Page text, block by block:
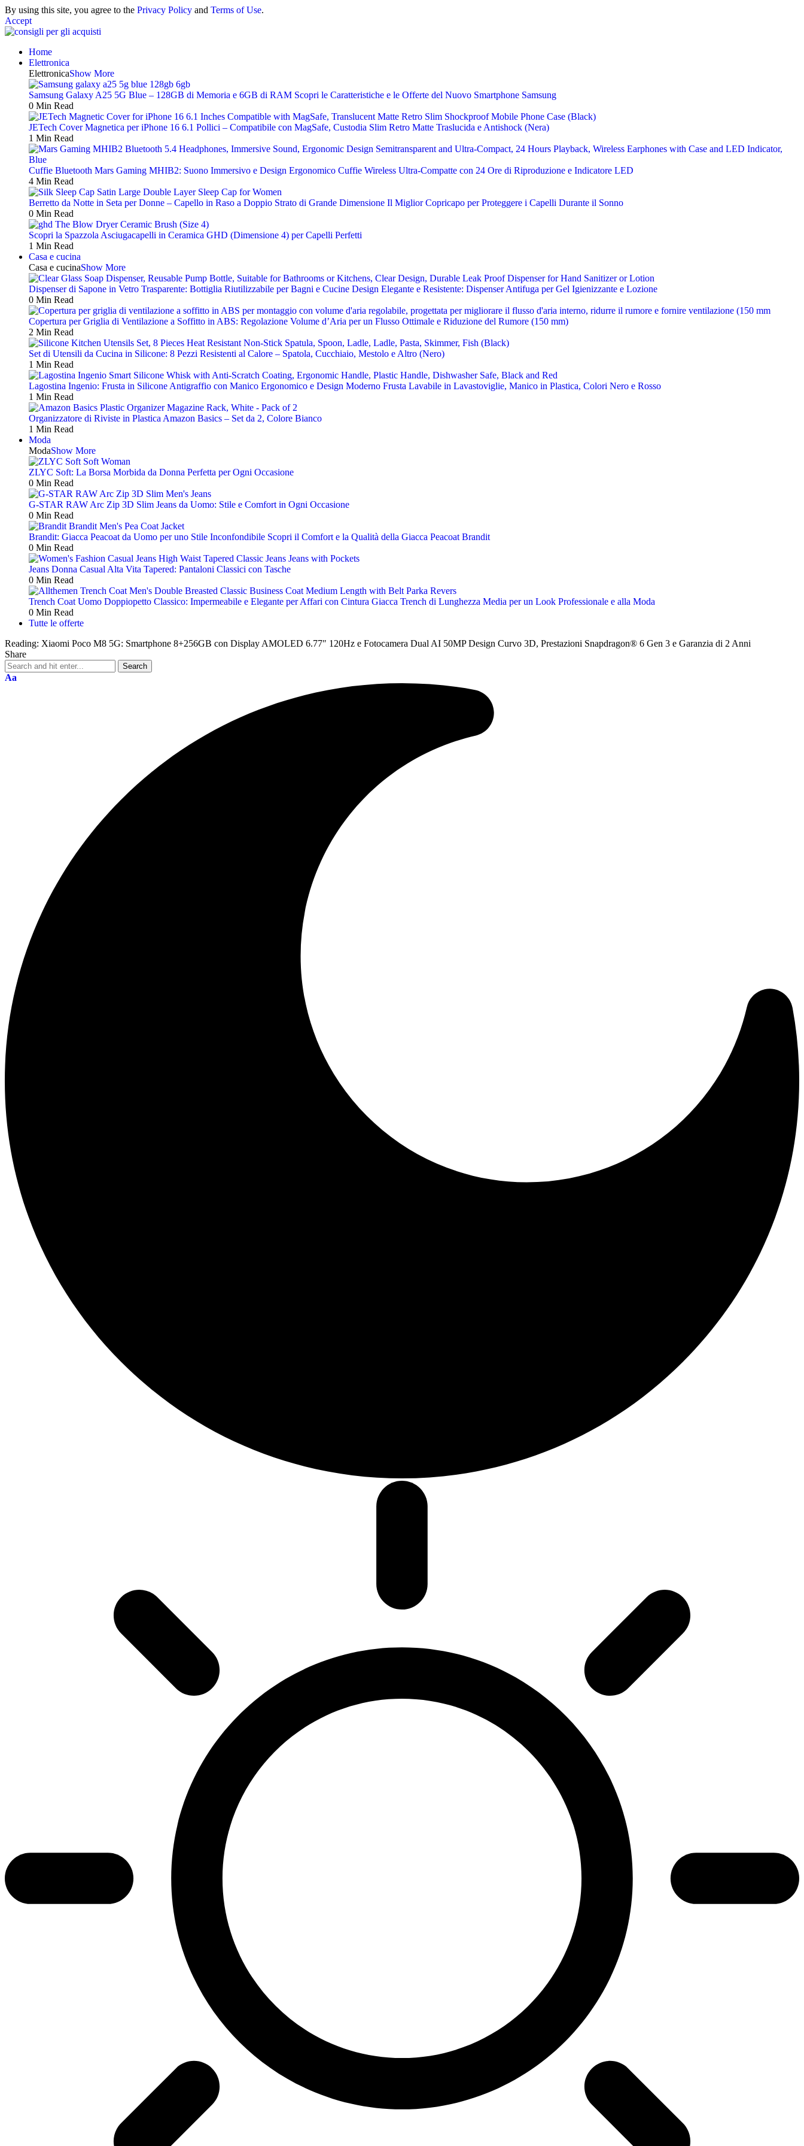
By using this site, you agree to the Privacy Policy and Terms of Use.
Accept
Home
Elettronica
ElettronicaShow More
Samsung Galaxy A25 5G Blue – 128GB di Memoria e 6GB di RAM Scopri le Caratteristiche e le Offerte del Nuovo Smartphone Samsung
0 Min Read
JETech Cover Magnetica per iPhone 16 6.1 Pollici – Compatibile con MagSafe, Custodia Slim Retro Matte Traslucida e Antishock (Nera)
1 Min Read
Cuffie Bluetooth Mars Gaming MHIB2: Suono Immersivo e Design Ergonomico Cuffie Wireless Ultra-Compatte con 24 Ore di Riproduzione e Indicatore LED
4 Min Read
Berretto da Notte in Seta per Donne – Capello in Raso a Doppio Strato di Grande Dimensione Il Miglior Copricapo per Proteggere i Capelli Durante il Sonno
0 Min Read
Scopri la Spazzola Asciugacapelli in Ceramica GHD (Dimensione 4) per Capelli Perfetti
1 Min Read
Casa e cucina
Casa e cucinaShow More
Dispenser di Sapone in Vetro Trasparente: Bottiglia Riutilizzabile per Bagni e Cucine Design Elegante e Resistente: Dispenser Antifuga per Gel Igienizzante e Lozione
0 Min Read
Copertura per Griglia di Ventilazione a Soffitto in ABS: Regolazione Volume d’Aria per un Flusso Ottimale e Riduzione del Rumore (150 mm)
2 Min Read
Set di Utensili da Cucina in Silicone: 8 Pezzi Resistenti al Calore – Spatola, Cucchiaio, Mestolo e Altro (Nero)
1 Min Read
Lagostina Ingenio: Frusta in Silicone Antigraffio con Manico Ergonomico e Design Moderno Frusta Lavabile in Lavastoviglie, Manico in Plastica, Colori Nero e Rosso
1 Min Read
Organizzatore di Riviste in Plastica Amazon Basics – Set da 2, Colore Bianco
1 Min Read
Moda
ModaShow More
ZLYC Soft: La Borsa Morbida da Donna Perfetta per Ogni Occasione
0 Min Read
G-STAR RAW Arc Zip 3D Slim Jeans da Uomo: Stile e Comfort in Ogni Occasione
0 Min Read
Brandit: Giacca Peacoat da Uomo per uno Stile Inconfondibile Scopri il Comfort e la Qualità della Giacca Peacoat Brandit
0 Min Read
Jeans Donna Casual Alta Vita Tapered: Pantaloni Classici con Tasche
0 Min Read
Trench Coat Uomo Doppiopetto Classico: Impermeabile e Elegante per Affari con Cintura Giacca Trench di Lunghezza Media per un Look Professionale e alla Moda
0 Min Read
Tutte le offerte
Reading: Xiaomi Poco M8 5G: Smartphone 8+256GB con Display AMOLED 6.77″ 120Hz e Fotocamera Dual AI 50MP Design Curvo 3D, Prestazioni Snapdragon® 6 Gen 3 e Garanzia di 2 Anni
Share
Aa